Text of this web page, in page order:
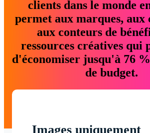
clients dans le monde
permet aux marques, aux
aux conteurs de
ressources créatives qui
d'économiser jusqu'à 76
de budget.
Images uniquement